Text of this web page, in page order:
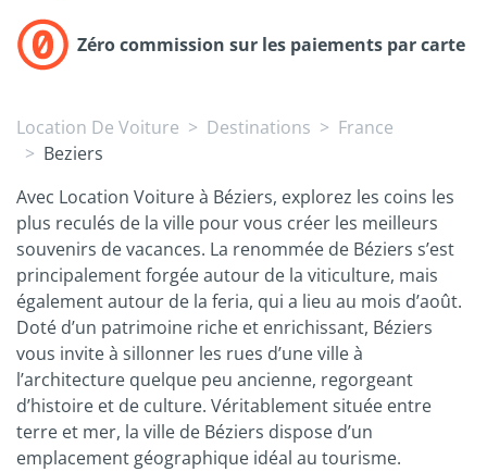
Zéro commission sur les paiements par carte
Location De Voiture Destinations
France
Beziers
Avec Location Voiture à Béziers, explorez les coins les
plus reculés de la ville pour vous créer les meilleurs
souvenirs de vacances. La renommée de Béziers s’est
principalement forgée autour de la viticulture, mais
également autour de la feria, qui a lieu au mois d’août.
Doté d’un patrimoine riche et enrichissant, Béziers
vous invite à sillonner les rues d’une ville à
l’architecture quelque peu ancienne, regorgeant
d’histoire et de culture. Véritablement située entre
terre et mer, la ville de Béziers dispose d’un
emplacement géographique idéal au tourisme.